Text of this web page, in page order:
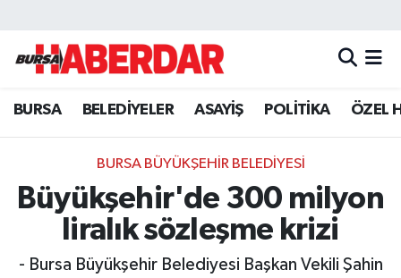
BURSA BELEDİYELER ASAYİŞ POLİTİKA ÖZEL
BURSA BÜYÜKŞEHİR BELEDİYESİ
Büyükşehir'de 300 milyon
liralık sözleşme krizi
- Bursa Büyükşehir Belediyesi Başkan Vekili Şahin
Hava Durumu
Trafik Durumu
Süper Lig Puan Durumu ve Fikstür
Tüm Manşetler